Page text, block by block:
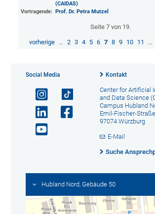
(CAIDAS)
Vortragende:
Prof. Dr. Petra Mutzel
Seite 7 von 19.
vorherige … 2 3 4 5 6 7 8 9 10 11 …
Social Media Kontakt
Center for Artificial
and Data Science
Campus Hubland
Emil-Fischer-
97074 Würzburg
E-Mail
Suche
Hubland Nord, Gebäude 50